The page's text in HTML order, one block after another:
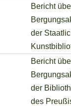
Bericht
der
Bericht
der
des